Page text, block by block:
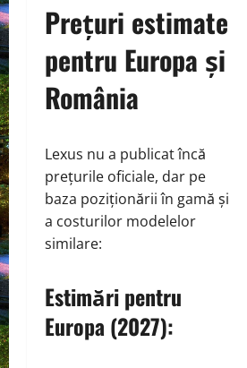
Prețuri estimate
pentru Europa și
România
Lexus nu a publicat încă
prețurile oficiale, dar pe
baza poziționării în gamă și
a costurilor modelelor
similare:
Estimări pentru
Europa (2027):